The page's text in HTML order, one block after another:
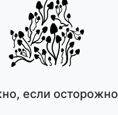
если осторожно